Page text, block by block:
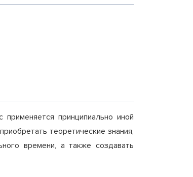
принципиально иной
теоретические знания,
времени, а также создавать